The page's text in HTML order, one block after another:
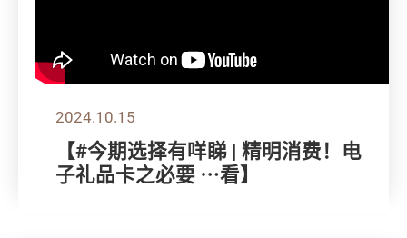
2024.10.15
【#今期选择有咩睇 | 精明消费！电
子礼品卡之必要 ⋯看】